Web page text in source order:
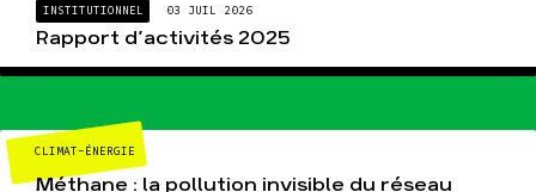
INSTITUTIONNEL 03 JUIL 2026
Rapport d’activités 2025
CLIMAT-ÉNERGIE
Méthane : la pollution invisible du réseau